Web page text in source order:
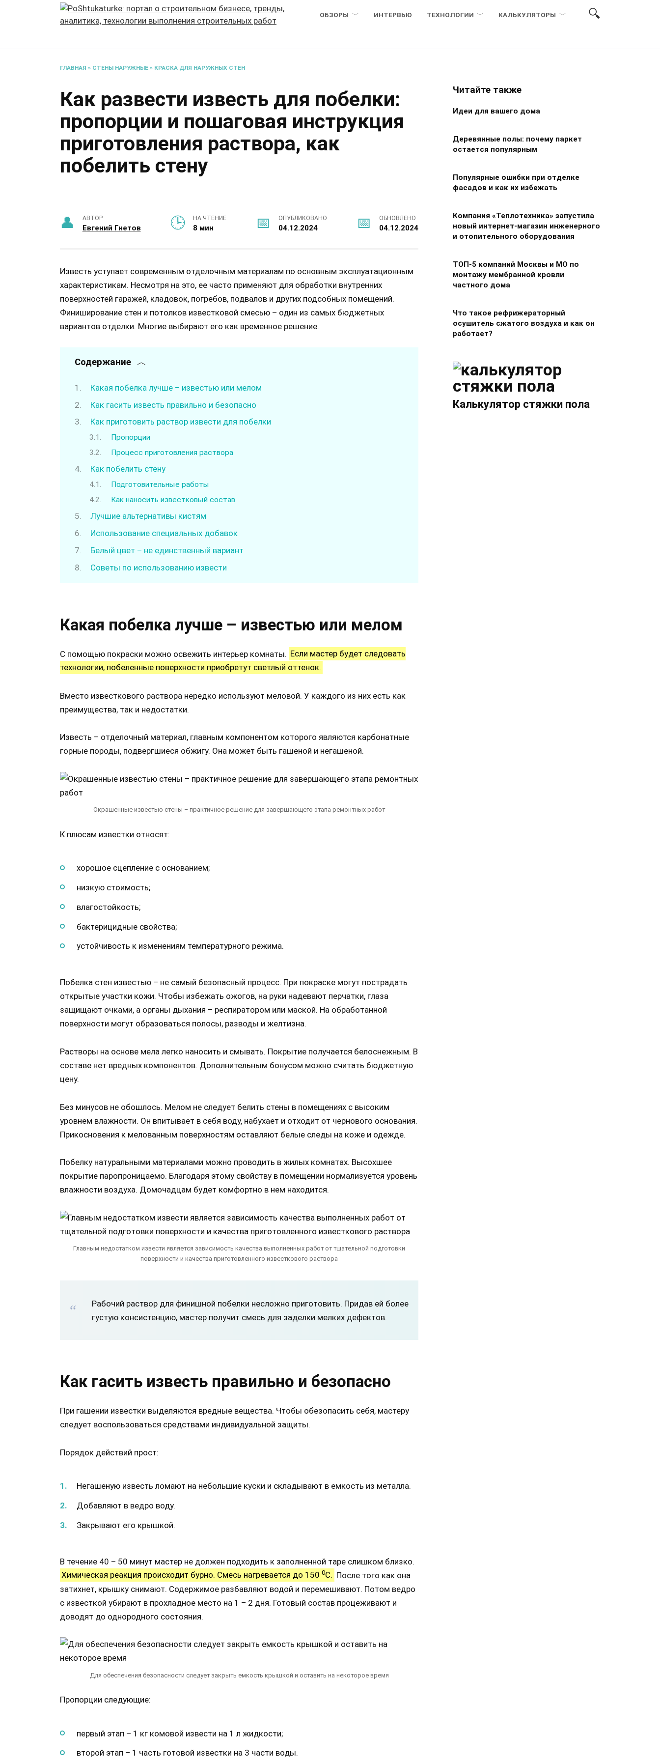
ОБЗОРЫ ИНТЕРВЬЮ ТЕХНОЛОГИИ КАЛЬКУЛЯТОРЫ
ГЛАВНАЯ » СТЕНЫ НАРУЖНЫЕ » КРАСКА ДЛЯ НАРУЖНЫХ СТЕН
Как развести известь для побелки:
пропорции и пошаговая инструкция
приготовления раствора, как
побелить стену
АВТОР
Евгений Гнетов
НА ЧТЕНИЕ
8 мин
ОПУБЛИКОВАНО
04.12.2024
ОБНОВЛЕНО
04.12.2024
Известь уступает современным отделочным материалам по основным эксплуатационным
характеристикам. Несмотря на это, ее часто применяют для обработки внутренних
поверхностей гаражей, кладовок, погребов, подвалов и других подсобных помещений.
Финиширование стен и потолков известковой смесью – один из самых бюджетных
вариантов отделки. Многие выбирают его как временное решение.
Содержание
Какая побелка лучше – известью или мелом
Как гасить известь правильно и безопасно
Как приготовить раствор извести для побелки
Пропорции
Процесс приготовления раствора
Как побелить стену
Подготовительные работы
Как наносить известковый состав
Лучшие альтернативы кистям
Использование специальных добавок
Белый цвет – не единственный вариант
Советы по использованию извести
Какая побелка лучше – известью или мелом
С помощью покраски можно освежить интерьер комнаты. Если мастер будет следовать
технологии, побеленные поверхности приобретут светлый оттенок.
Вместо известкового раствора нередко используют меловой. У каждого из них есть как
преимущества, так и недостатки.
Известь – отделочный материал, главным компонентом которого являются карбонатные
горные породы, подвергшиеся обжигу. Она может быть гашеной и негашеной.
Окрашенные известью стены – практичное решение для завершающего этапа ремонтных работ
К плюсам известки относят:
хорошое сцепление с основанием;
низкую стоимость;
влагостойкость;
бактерицидные свойства;
устойчивость к изменениям температурного режима.
Побелка стен известью – не самый безопасный процесс. При покраске могут пострадать
открытые участки кожи. Чтобы избежать ожогов, на руки надевают перчатки, глаза
защищают очками, а органы дыхания – респиратором или маской. На обработанной
поверхности могут образоваться полосы, разводы и желтизна.
Растворы на основе мела легко наносить и смывать. Покрытие получается белоснежным. В
составе нет вредных компонентов. Дополнительным бонусом можно считать бюджетную
цену.
Без минусов не обошлось. Мелом не следует белить стены в помещениях с высоким
уровнем влажности. Он впитывает в себя воду, набухает и отходит от чернового основания.
Прикосновения к мелованным поверхностям оставляют белые следы на коже и одежде.
Побелку натуральными материалами можно проводить в жилых комнатах. Высохшее
покрытие паропроницаемо. Благодаря этому свойству в помещении нормализуется уровень
влажности воздуха. Домочадцам будет комфортно в нем находится.
Главным недостатком извести является зависимость качества выполненных работ от тщательной подготовки
поверхности и качества приготовленного известкового раствора
Рабочий раствор для финишной побелки несложно приготовить. Придав ей более
густую консистенцию, мастер получит смесь для заделки мелких дефектов.
Как гасить известь правильно и безопасно
При гашении известки выделяются вредные вещества. Чтобы обезопасить себя, мастеру
следует воспользоваться средствами индивидуальной защиты.
Порядок действий прост:
Негашеную известь ломают на небольшие куски и складывают в емкость из металла.
Добавляют в ведро воду.
Закрывают его крышкой.
В течение 40 – 50 минут мастер не должен подходить к заполненной таре слишком близко.
Химическая реакция происходит бурно. Смесь нагревается до 1500С. После того как она
затихнет, крышку снимают. Содержимое разбавляют водой и перемешивают. Потом ведро
с известкой убирают в прохладное место на 1 – 2 дня. Готовый состав процеживают и
доводят до однородного состояния.
Для обеспечения безопасности следует закрыть емкость крышкой и оставить на некоторое время
Пропорции следующие:
первый этап – 1 кг комовой извести на 1 л жидкости;
второй этап – 1 часть готовой известки на 3 части воды.
Читайте также
Идеи для вашего дома
Деревянные полы: почему паркет
остается популярным
Популярные ошибки при отделке
фасадов и как их избежать
Компания «Теплотехника» запустила
новый интернет-магазин инженерного
и отопительного оборудования
ТОП-5 компаний Москвы и МО по
монтажу мембранной кровли
частного дома
Что такое рефрижераторный
осушитель сжатого воздуха и как он
работает?
Калькулятор стяжки пола